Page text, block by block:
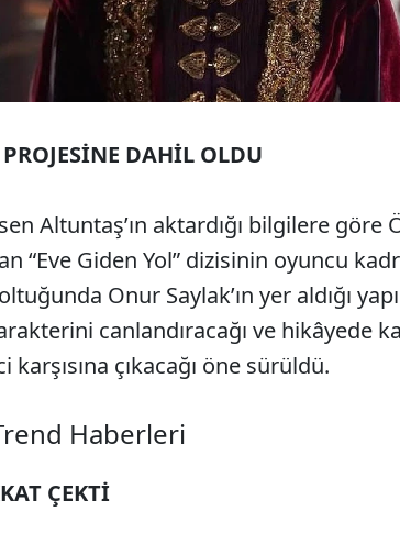
DAHİL OLDU
Altuntaş’ın aktardığı bilgilere göre
“Eve Giden Yol” dizisinin oyuncu
Onur Saylak’ın yer aldığı
canlandıracağı ve hikâyede
karşısına çıkacağı öne sürüldü.
Haberleri
ÇEKTİ